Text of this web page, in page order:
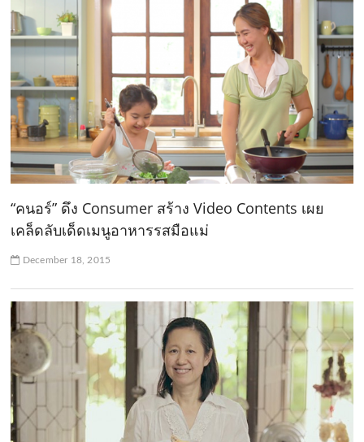
“คนอร์” ดึง Consumer สร้าง Video Contents เผย
เคล็ดลับเด็ดเมนูอาหารรสมือแม่
December 18, 2015